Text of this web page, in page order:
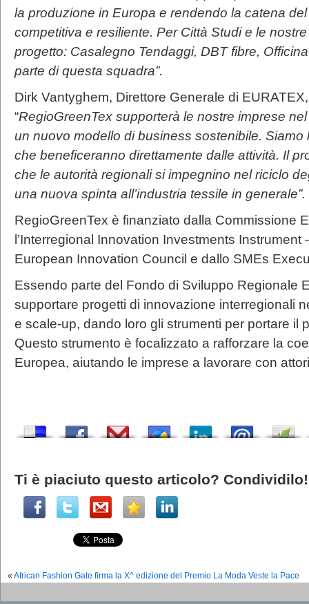
la produzione in Europa e rendendo la catena
competitiva e resiliente. Per Città Studi e le
progetto: Casalegno Tendaggi, DBT fibre,
parte di questa squadra”.
Dirk Vantyghem, Direttore Generale di
“RegioGreenTex supporterà le nostre imprese
un nuovo modello di business sostenibile. Siamo
che beneficeranno direttamente dalle attività. Il
che le autorità regionali si impegnino nel riciclo
una nuova spinta all’industria tessile in generale”.
RegioGreenTex è finanziato dalla Commissione
l’Interregional Innovation Investments
European Innovation Council e dallo SMEs
Essendo parte del Fondo di Sviluppo Regionale
supportare progetti di innovazione interregionali
e scale-up, dando loro gli strumenti per portare il
Questo strumento è focalizzato a rafforzare la
Europea, aiutando le imprese a lavorare con
Ti è piaciuto questo articolo? Condividilo!
« African Fashion Gate firma la X^ edizione del Premio La Moda Veste la Pace